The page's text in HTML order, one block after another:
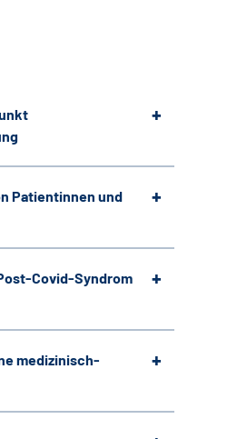
Patientinnen und
Covid-Syndrom
medizinisch-